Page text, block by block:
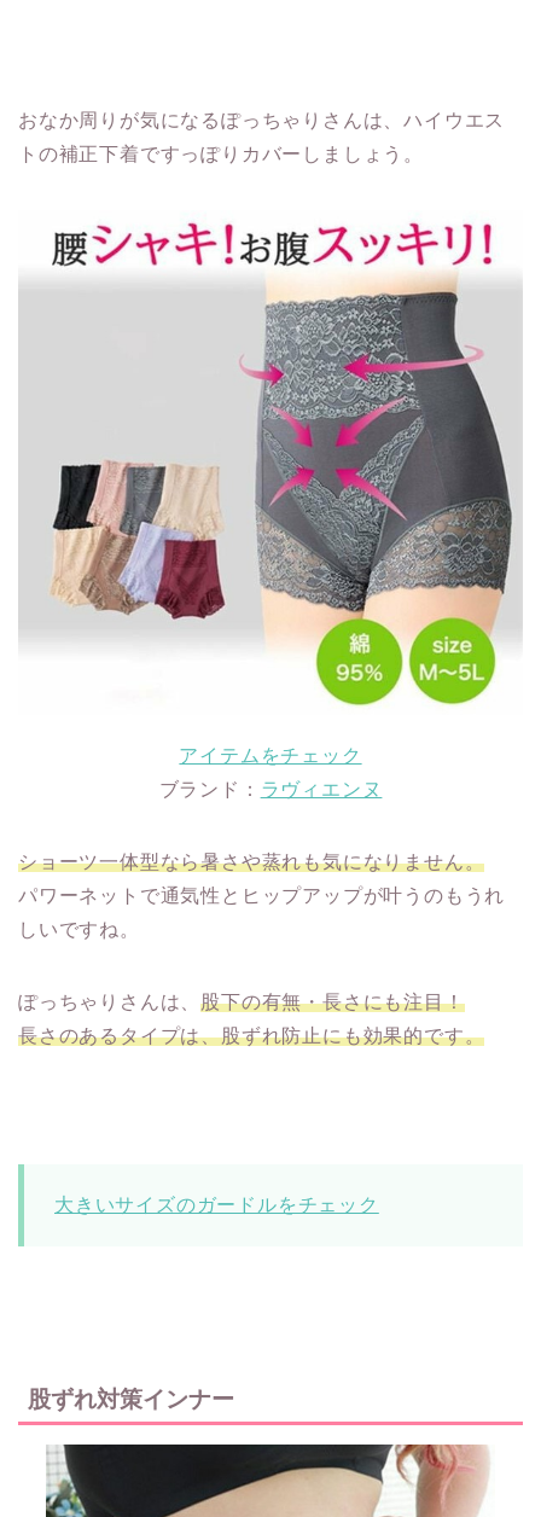
おなか周りが気になるぽっちゃりさんは、ハイウエス
トの補正下着ですっぽりカバーしましょう。
アイテムをチェック
ブランド： ラヴィエンヌ
ショーツ一体型なら暑さや蒸れも気になりません。
パワーネットで通気性とヒップアップが叶うのもうれ
しいですね。
ぽっちゃりさんは、股下の有無・長さにも注目！
長さのあるタイプは、股ずれ防止にも効果的です。
大きいサイズのガードルをチェック
股ずれ対策インナー